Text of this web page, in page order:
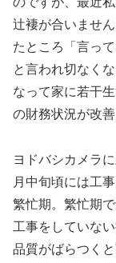
辻褄が合いませ
たところ「言っ
と言われ切なく
なって家に若干
の財務状況が改
ヨドバシカメラ
月中旬頃には工
繁忙期。繁忙期
工事をしていな
品質がばらつく